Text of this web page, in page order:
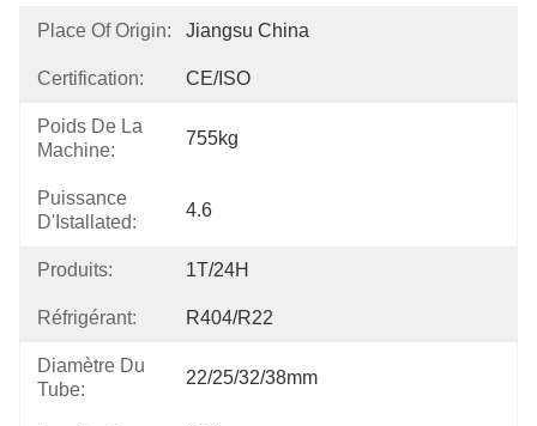
Place Of Origin: Jiangsu China
Certification: CE/ISO
Poids De La
Machine:
755kg
Puissance
D'Istallated:
4.6
Produits: 1T/24H
Réfrigérant: R404/R22
Diamètre Du
Tube:
22/25/32/38mm